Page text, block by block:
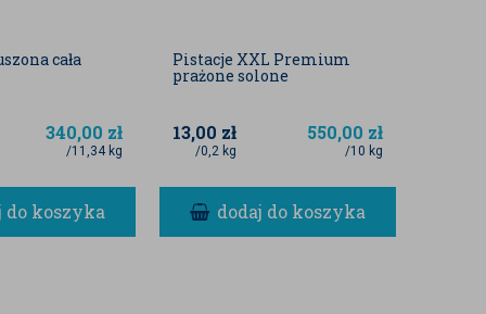
cała
340,00 zł
/11,34 kg
do koszyka
Pistacje XXL Premium
prażone solone
13,00 zł
/0,2 kg
550,00 zł
/10 kg
dodaj do koszyka